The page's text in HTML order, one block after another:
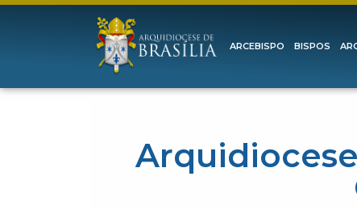
ARCEBISPO BISPOS